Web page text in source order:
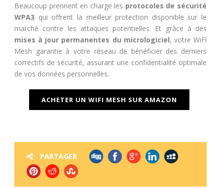
Beaucoup prennent en charge les protocoles de sécurité
WPA3 qui offrent la meilleur protection disponible sur le
marché contre les attaques potentielles. Et grâce à des
mises à jour permanentes du micrologiciel, votre WiFi
Mesh garantie à votre réseau de bénéficier des derniers
correctifs de sécurité, assurant une confidentialité optimale
de vos données personnelles.
ACHETER UN WIFI MESH SUR AMAZON
PARTAGER